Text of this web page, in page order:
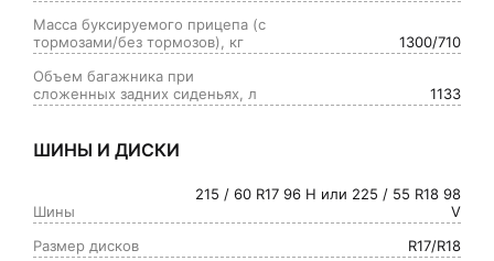
Масса буксируемого прицепа (с
тормозами/без тормозов), кг
1300/710
Объем багажника при
сложенных задних сиденьях, л
1133
ШИНЫ И ДИСКИ
Шины
215 / 60 R17 96 H или 225 / 55 R18 98
V
Размер дисков
R17/R18